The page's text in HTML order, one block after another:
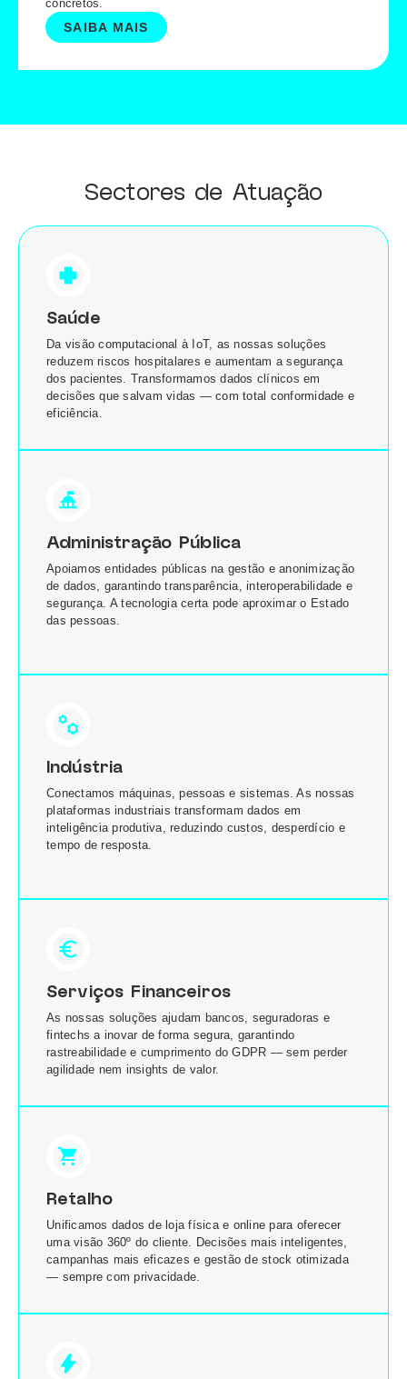
concretos.
SAIBA MAIS
Sectores de Atuação
Saúde
Da visão computacional à IoT, as nossas soluções
reduzem riscos hospitalares e aumentam a segurança
dos pacientes. Transformamos dados clínicos em
decisões que salvam vidas — com total conformidade e
eficiência.
Administração Pública
Apoiamos entidades públicas na gestão e anonimização
de dados, garantindo transparência, interoperabilidade e
segurança. A tecnologia certa pode aproximar o Estado
das pessoas.
Indústria
Conectamos máquinas, pessoas e sistemas. As nossas
plataformas industriais transformam dados em
inteligência produtiva, reduzindo custos, desperdício e
tempo de resposta.
Serviços Financeiros
As nossas soluções ajudam bancos, seguradoras e
fintechs a inovar de forma segura, garantindo
rastreabilidade e cumprimento do GDPR — sem perder
agilidade nem insights de valor.
Retalho
Unificamos dados de loja física e online para oferecer
uma visão 360º do cliente. Decisões mais inteligentes,
campanhas mais eficazes e gestão de stock otimizada
— sempre com privacidade.